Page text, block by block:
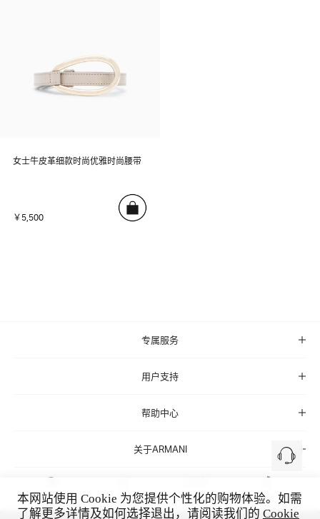
女士牛皮革细款时尚优雅时尚腰带
￥5,500
专属服务
用户支持
帮助中心
关于ARMANI
微信 微博 小红书 抖音
本网站使用 Cookie 为您提供个性化的购物体验。如需
了解更多详情及如何选择退出，请阅读我们的 Cookie